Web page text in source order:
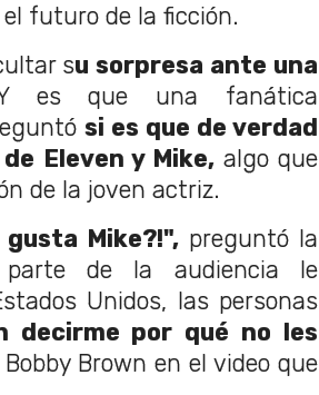
el futuro de la ficción.
su sorpresa ante una
es que una fanática
si es que de verdad
Eleven y Mike,algo que
de la joven actriz.
gusta Mike?!",preguntó la
de la audiencia le
Unidos, las personas
decirme por qué no les
Brown en el video que